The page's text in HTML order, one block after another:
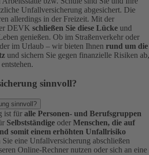
Unfallversicherung abgesichert. Die
allerdings in der Freizeit. Mit der
DEVK schließen Sie diese Lücke und
genießen. Ob im Straßenverkehr oder
im Urlaub – wir bieten Ihnen rund um die
und sichern Sie gegen finanzielle Risiken ab,
sinnvoll?
sinnvoll?
ist für alle Personen- und Berufsgruppen
Selbstständige oder Menschen, die auf
somit einem erhöhten Unfallrisiko
Sie eine Unfallversicherung abschließen
Online-Rechner nutzen oder sich an eine